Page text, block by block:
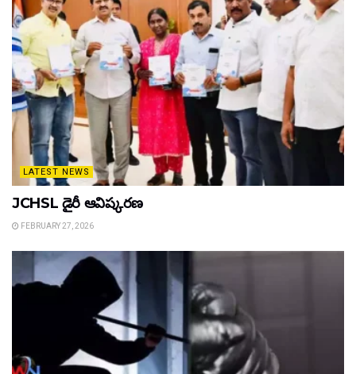
LATEST NEWS
JCHSL డైరీ ఆవిష్కరణ
FEBRUARY 27, 2026